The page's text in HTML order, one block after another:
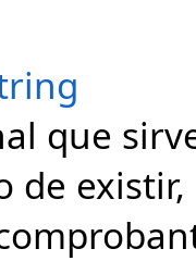
que
de